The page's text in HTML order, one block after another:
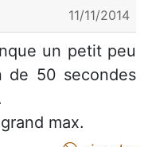
11/11/2014
un petit peu
de 50 secondes
max.